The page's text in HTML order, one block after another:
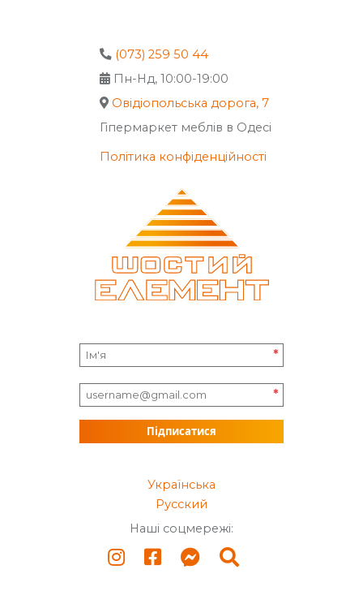
(073) 259 50 44
Пн-Нд, 10:00-19:00
Овідіопольська дорога, 7
Гіпермаркет меблів в Одесі
Політика конфіденційності
*
*
Підписатися
Українська
Русский
Наші соцмережі: